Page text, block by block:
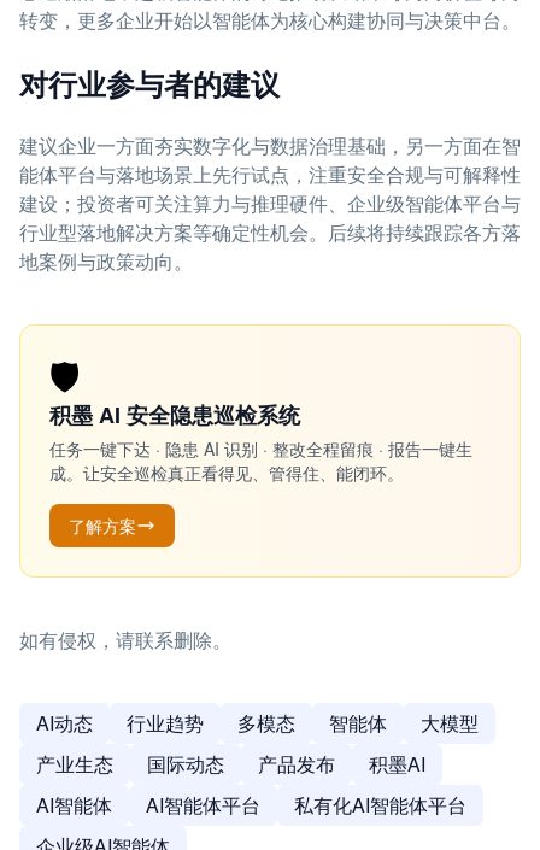
转变，更多企业开始以智能体为核心构建协同与决策中台。
对行业参与者的建议
建议企业一方面夯实数字化与数据治理基础，另一方面在智
能体平台与落地场景上先行试点，注重安全合规与可解释性
建设；投资者可关注算力与推理硬件、企业级智能体平台与
行业型落地解决方案等确定性机会。后续将持续跟踪各方落
地案例与政策动向。
🛡️
积墨 AI 安全隐患巡检系统
任务一键下达 · 隐患 AI 识别 · 整改全程留痕 · 报告一键生
成。让安全巡检真正看得见、管得住、能闭环。
了解方案
如有侵权，请联系删除。
AI动态 行业趋势 多模态 智能体
大模型
产业生态
国际动态 产品发布
积墨AI
AI智能体
AI智能体平台
私有化AI智能体平台